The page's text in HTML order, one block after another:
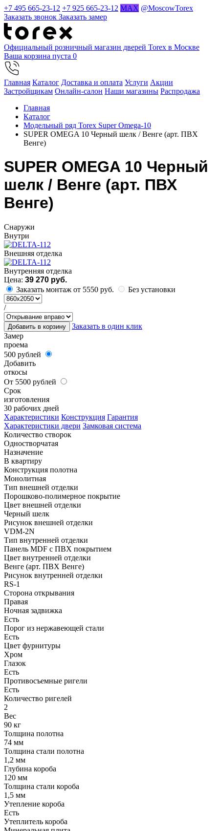
+7 495 665-23-12 +7 925 665-23-12 MAX @MoscowTorex
Заказать звонок Заказать замер
Официальный розничный магазин дверей Torex в Москве
Ваша корзина пуста 0
Главная Каталог Доставка и оплата Услуги Акции
Застройщикам Онлайн-салон Наши магазины Распродажа
Главная
Каталог
Модельный ряд Torex Super Omega-10
SUPER OMEGA 10 Черный шелк / Венге (арт. ПВХ
Венге)
SUPER OMEGA 10 Черный
шелк / Венге (арт. ПВХ
Венге)
Cнаружи
Внутри
Внешняя отделка
Внутренняя отделка
Цена: 39 270 руб.
Заказать монтаж от 5550 руб.
Без установки
/
Добавить в корзину
Заказать в один клик
Замер
проема
500 рублей
Добавить
откосы
От 5500 рублей
Срок
изготовления
30 рабочих дней
Характеристики Конструкция Гарантия
Характеристики двери Замковая система
Количество створок
Одностворчатая
Назначение
В квартиру
Конструкция полотна
Монолитная
Тип внешней отделки
Порошково-полимерное покрытие
Цвет внешней отделки
Черный шелк
Рисунок внешней отделки
VDM-2N
Тип внутренней отделки
Панель MDF с ПВХ покрытием
Цвет внутренней отделки
Венге (арт. ПВХ Венге)
Рисунок внутренней отделки
RS-1
Сторона открывания
Правая
Ночная задвижка
Есть
Порог из нержавеющей стали
Есть
Цвет фурнитуры
Хром
Глазок
Есть
Противосъемные ригели
Есть
Количество ригелей
2
Вес
90 кг
Толщина полотна
74 мм
Толщина стали полотна
1,2 мм
Глубина короба
120 мм
Толщина стали короба
1,5 мм
Утепление короба
Есть
Утеплитель короба